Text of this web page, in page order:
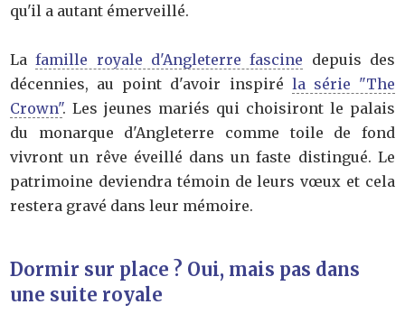
qu'il a autant émerveillé.
Lafamille royale d'Angleterre fascine depuis des
décennies, au point d'avoir inspiré la série "The
Crown". Les jeunes mariés qui choisiront le palais
du monarque d'Angleterre comme toile de fond
vivront un rêve éveillé dans un faste distingué. Le
patrimoine deviendra témoin de leurs vœux et cela
restera gravé dans leur mémoire.
Dormir sur place ? Oui, mais pas dans
une suite royale